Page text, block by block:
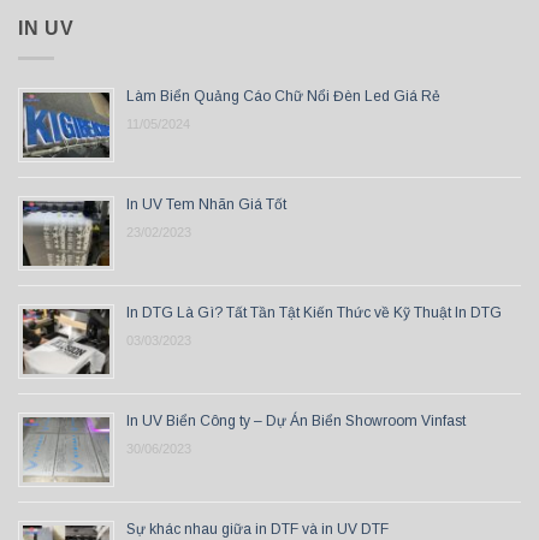
IN UV
Làm Biển Quảng Cáo Chữ Nổi Đèn Led Giá Rẻ
11/05/2024
In UV Tem Nhãn Giá Tốt
23/02/2023
In DTG Là Gì? Tất Tần Tật Kiến Thức về Kỹ Thuật In DTG
03/03/2023
In UV Biển Công ty – Dự Án Biển Showroom Vinfast
30/06/2023
Sự khác nhau giữa in DTF và in UV DTF